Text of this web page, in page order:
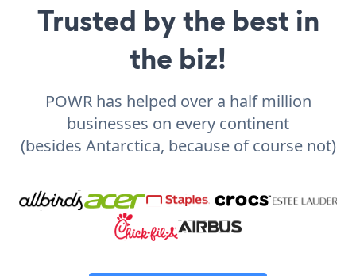
Trusted by the best in
the biz!
POWR has helped over a half million
businesses on every continent
(besides Antarctica, because of course not)